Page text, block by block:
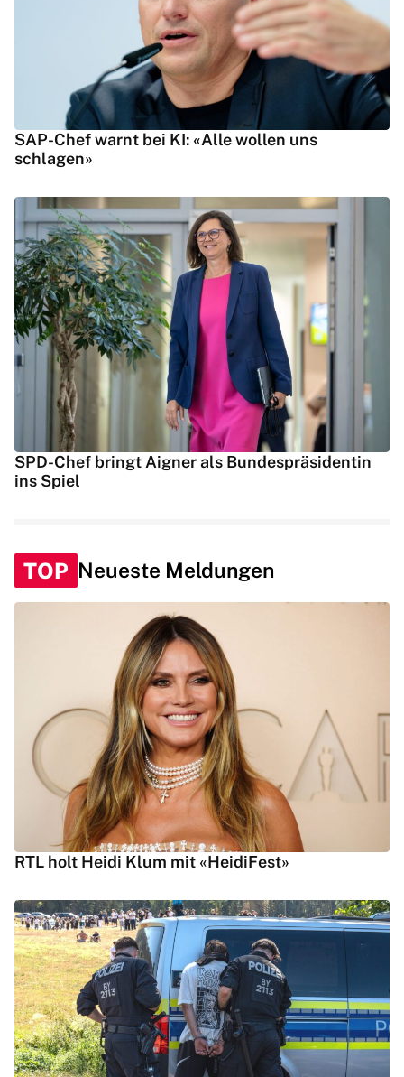
SAP-Chef warnt bei KI: «Alle wollen uns
schlagen»
SPD-Chef bringt Aigner als Bundespräsidentin
ins Spiel
TOP Neueste Meldungen
RTL holt Heidi Klum mit «HeidiFest»